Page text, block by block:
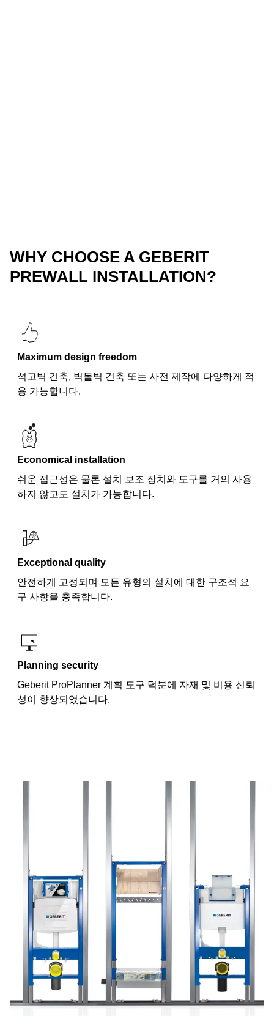
WHY CHOOSE A GEBERIT
PREWALL INSTALLATION?
Maximum design freedom
석고벽 건축, 벽돌벽 건축 또는 사전 제작에 다양하게 적
용 가능합니다.
Economical installation
쉬운 접근성은 물론 설치 보조 장치와 도구를 거의 사용
하지 않고도 설치가 가능합니다.
Exceptional quality
안전하게 고정되며 모든 유형의 설치에 대한 구조적 요
구 사항을 충족합니다.
Planning security
Geberit ProPlanner 계획 도구 덕분에 자재 및 비용 신뢰
성이 향상되었습니다.